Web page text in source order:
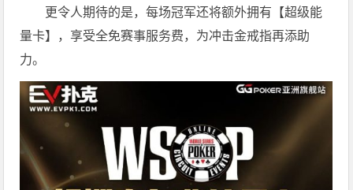
更令人期待的是，每场冠军还将额外拥有【超级能
量卡】，享受全免赛事服务费，为冲击金戒指再添助
力。